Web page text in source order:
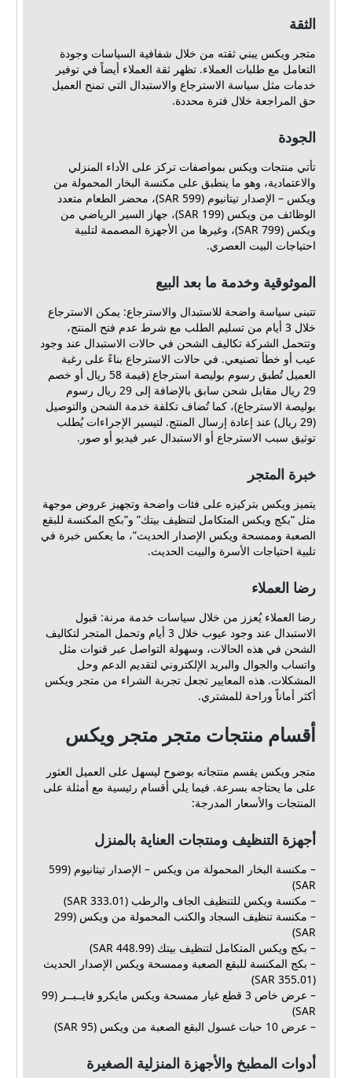
الثقة
متجر ويكس يبني ثقته من خلال شفافية السياسات وجودة
التعامل مع طلبات العملاء. تظهر ثقة العملاء أيضاً في توفير
خدمات مثل سياسة الاسترجاع والاستبدال التي تمنح العميل
حق المراجعة خلال فترة محددة.
الجودة
تأتي منتجات ويكس بمواصفات تركز على الأداء المنزلي
والاعتمادية، وهو ما ينطبق على مكنسة البخار المحمولة من
ويكس – الإصدار تيتانيوم (599 SAR)، محضر الطعام متعدد
الوظائف من ويكس (199 SAR)، جهاز السير الرياضي من
ويكس (799 SAR)، وغيرها من الأجهزة المصممة لتلبية
احتياجات البيت العصري.
الموثوقية وخدمة ما بعد البيع
تتبنى سياسة واضحة للاستبدال والاسترجاع: يمكن الاسترجاع
خلال 3 أيام من تسليم الطلب مع شرط عدم فتح المنتج،
وتتحمل الشركة تكاليف الشحن في حالات الاستبدال عند وجود
عيب أو خطأ تصنيعي. في حالات الاسترجاع بناءً على رغبة
العميل تُطبق رسوم بوليصة استرجاع (قيمة 58 ريال أو خصم
29 ريال مقابل شحن سابق بالإضافة إلى 29 ريال رسوم
بوليصة الاسترجاع)، كما تُضاف تكلفة خدمة الشحن والتوصيل
(29 ريال) عند إعادة إرسال المنتج. لتيسير الإجراءات يُطلب
توثيق سبب الاسترجاع أو الاستبدال عبر فيديو أو صور.
خبرة المتجر
يتميز ويكس بتركيزه على فئات واضحة وتجهيز عروض موجهة
مثل “بكج ويكس المتكامل لتنظيف بيتك” و”بكج المكنسة للبقع
الصعبة وممسحة ويكس الإصدار الحديث”، ما يعكس خبرة في
تلبية احتياجات الأسرة والبيت الحديث.
رضا العملاء
رضا العملاء يُعزز من خلال سياسات خدمة مرنة: قبول
الاستبدال عند وجود عيوب خلال 3 أيام وتحمل المتجر لتكاليف
الشحن في هذه الحالات، وسهولة التواصل عبر قنوات مثل
واتساب والجوال والبريد الإلكتروني لتقديم الدعم وحل
المشكلات. هذه المعايير تجعل تجربة الشراء من متجر ويكس
أكثر أماناً وراحة للمشتري.
أقسام منتجات متجر متجر ويكس
متجر ويكس يقسم منتجاته بوضوح ليسهل على العميل العثور
على ما يحتاجه بسرعة. فيما يلي أقسام رئيسية مع أمثلة على
المنتجات والأسعار المدرجة:
أجهزة التنظيف ومنتجات العناية بالمنزل
– مكنسة البخار المحمولة من ويكس – الإصدار تيتانيوم (599
SAR)
– مكنسة ويكس للتنظيف الجاف والرطب (333.01 SAR)
– مكنسة تنظيف السجاد والكنب المحمولة من ويكس (299
SAR)
– بكج ويكس المتكامل لتنظيف بيتك (448.99 SAR)
– بكج المكنسة للبقع الصعبة وممسحة ويكس الإصدار الحديث
(355.01 SAR)
– عرض خاص 3 قطع غيار ممسحة ويكس مايكرو فايــبــر (99
SAR)
– عرض 10 حبات غسول البقع الصعبة من ويكس (95 SAR)
أدوات المطبخ والأجهزة المنزلية الصغيرة